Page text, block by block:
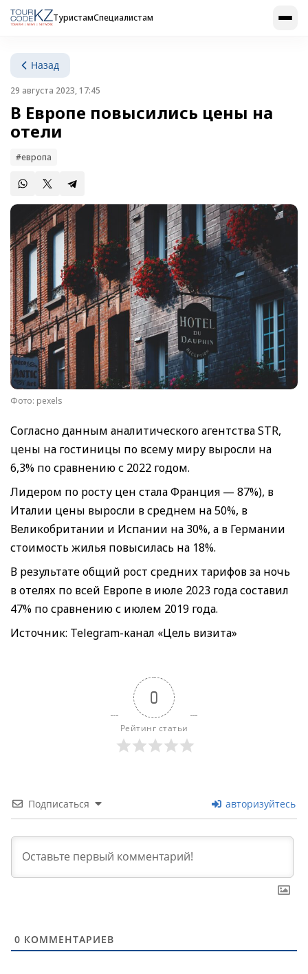
ТуристамСпециалистам
Назад
29 августа 2023, 17:45
В Европе повысились цены на
отели
#европа
Фото: pexels
Согласно данным аналитического агентства STR,
цены на гостиницы по всему миру выросли на
6,3% по сравнению с 2022 годом.
Лидером по росту цен стала Франция — 87%), в
Италии цены выросли в среднем на 50%, в
Великобритании и Испании на 30%, а в Германии
стоимость жилья повысилась на 18%.
В результате общий рост средних тарифов за ночь
в отелях по всей Европе в июле 2023 года составил
47% по сравнению с июлем 2019 года.
Источник: Telegram-канал «Цель визита»
0
Рейтинг статьи
Подписаться авторизуйтесь
0 КОММЕНТАРИЕВ